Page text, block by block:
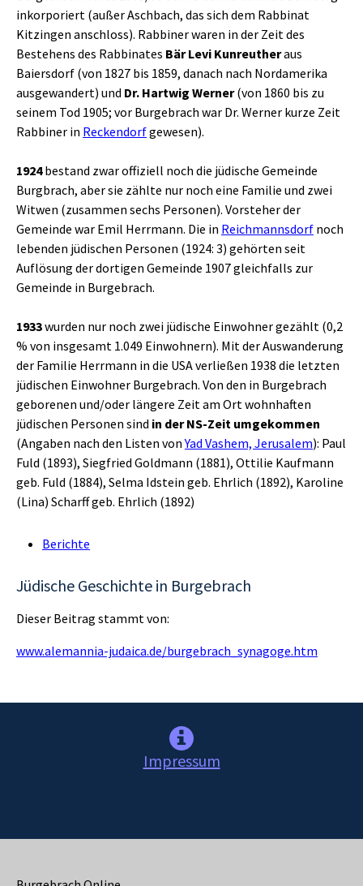
inkorporiert (außer Aschbach, das sich dem Rabbinat
Kitzingen anschloss). Rabbiner waren in der Zeit des
Bestehens des Rabbinates Bär Levi Kunreutheraus
Baiersdorf (von 1827 bis 1859, danach nach Nordamerika
ausgewandert) und Dr. Hartwig Werner(von 1860 bis zu
seinem Tod 1905; vor Burgebrach war Dr. Werner kurze Zeit
Rabbiner in Reckendorfgewesen).
1924bestand zwar offiziell noch die jüdische Gemeinde
Burgbrach, aber sie zählte nur noch eine Familie und zwei
Witwen (zusammen sechs Personen). Vorsteher der
Gemeinde war Emil Herrmann. Die in Reichmannsdorf noch
lebenden jüdischen Personen (1924: 3) gehörten seit
Auflösung der dortigen Gemeinde 1907 gleichfalls zur
Gemeinde in Burgebrach.
1933wurden nur noch zwei jüdische Einwohner gezählt (0,2
% von insgesamt 1.049 Einwohnern). Mit der Auswanderung
der Familie Herrmann in die USA verließen 1938 die letzten
jüdischen Einwohner Burgebrach. Von den in Burgebrach
geborenen und/oder längere Zeit am Ort wohnhaften
jüdischen Personen sind in der NS-Zeit umgekommen
(Angaben nach den Listen vonYad Vashem, Jerusalem): Paul
Fuld (1893), Siegfried Goldmann (1881), Ottilie Kaufmann
geb. Fuld (1884), Selma Idstein geb. Ehrlich (1892), Karoline
(Lina) Scharff geb. Ehrlich (1892)
Berichte
Jüdische Geschichte in Burgebrach
Dieser Beitrag stammt von:
www.alemannia-judaica.de/burgebrach_synagoge.htm
Impressum